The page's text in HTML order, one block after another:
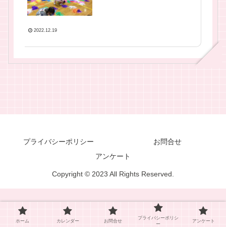
2022.12.19
プライバシーポリシー
お問合せ
アンケート
Copyright © 2023 All Rights Reserved.
ホーム カレンダー お問合せ
プライバシーポリシ
ー
アンケート